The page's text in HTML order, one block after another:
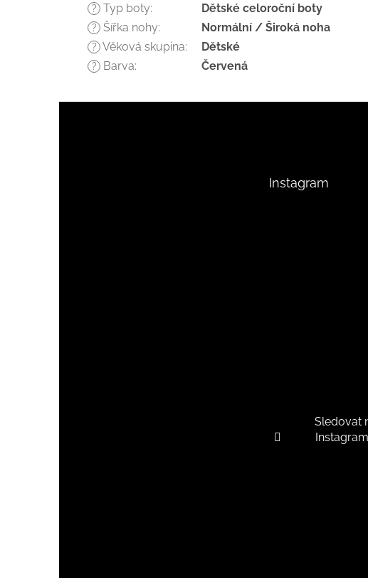
? Typ boty: Dětské celoroční boty
? Šířka nohy: Normální / Široká noha
? Věková skupina: Dětské
? Barva: Červená
Instagram
Sledovat